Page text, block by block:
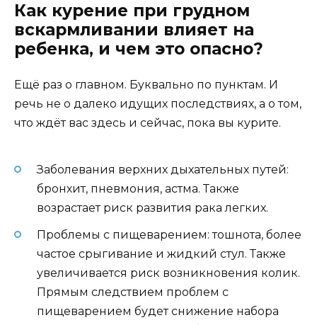
Как курение при грудном
вскармливании влияет на
ребенка, и чем это опасно?
Ещё раз о главном. Буквально по пунктам. И
речь не о далеко идущих последствиях, а о том,
что ждёт вас здесь и сейчас, пока вы курите.
Заболевания верхних дыхательных путей:
бронхит, пневмония, астма. Также
возрастает риск развития рака легких.
Проблемы с пищеварением: тошнота, более
частое срыгивание и жидкий стул. Также
увеличивается риск возникновения колик.
Прямым следствием проблем с
пищеварением будет снижение набора